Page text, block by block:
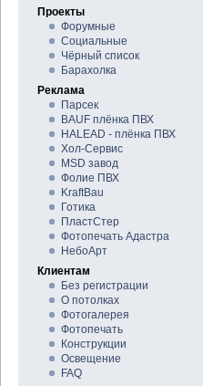
Проекты
Форумные
Социальные
Чёрный список
Барахолка
Реклама
Парсек
BAUF плёнка ПВХ
HALEAD - плёнка ПВХ
Хол-Сервис
MSD завод
Фолие ПВХ
KraftBau
Готика
ПластСтер
Фотопечать Адастра
НебоАрт
Клиентам
Без регистрации
О потолках
Фотогалерея
Фотопечать
Конструкции
Освещение
FAQ